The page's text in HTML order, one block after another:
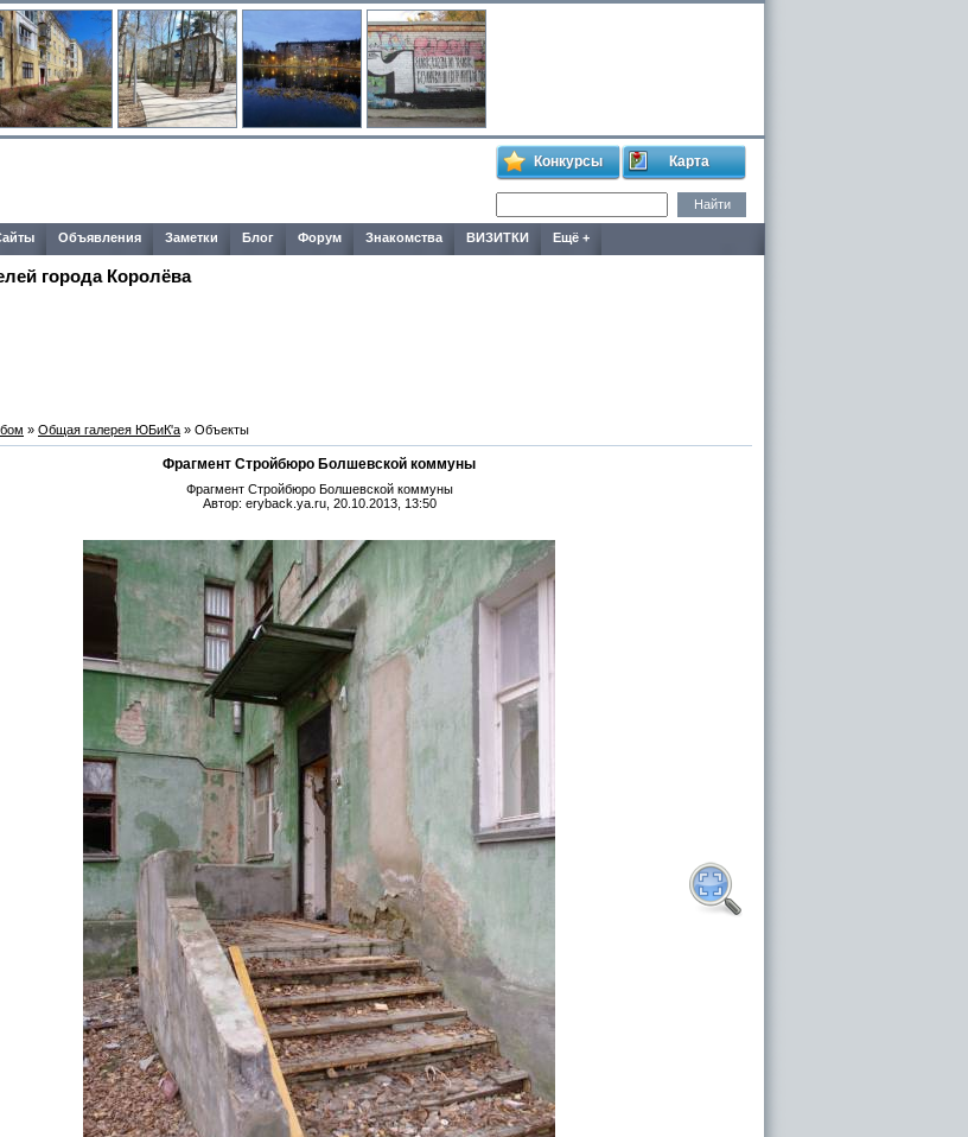
Конкурсы Карта
Объявления Заметки Блог Форум Знакомства ВИЗИТКИ Ещё +
города Королёва
» Общая галерея ЮБиК'a » Объекты
Фрагмент Стройбюро Болшевской коммуны
Фрагмент Стройбюро Болшевской коммуны
Автор: eryback.ya.ru, 20.10.2013, 13:50